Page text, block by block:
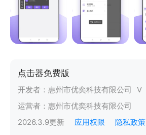
点击器免费版
开发者： 惠州市优奕科技有限公司
V
运营者： 惠州市优奕科技有限公司
2026.3.9更新 应用权限 隐私政策